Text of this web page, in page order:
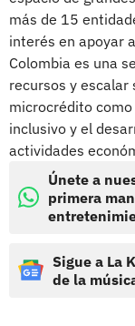
más de 15
interés en apoyar
Colombia es una
recursos y escalar
microcrédito
inclusivo y el
actividades
Únete a
primera
Sigue a La
de la